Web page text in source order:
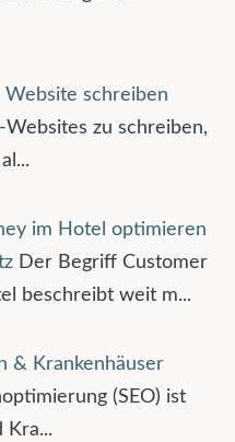
schreiben
zu schreiben,
im Hotel optimieren
Der Begriff Customer
beschreibt weit m...
& Krankenhäuser
(SEO) ist
Kra...